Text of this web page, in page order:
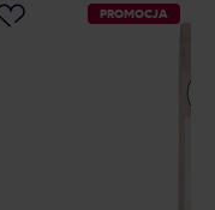
PROMOCJA